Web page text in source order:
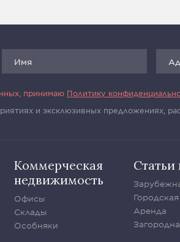
принимаю Политику
и эксклюзивных предложениях,
Коммерческая
недвижимость
Офисы
Склады
Особняки
Статьи
Городская
Аренда